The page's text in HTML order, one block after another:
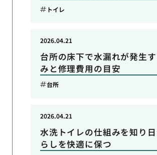
トイレ
台所の床下で水漏れが発生
みと修理費用の目安
2026.04.21
台所
水洗トイレの仕組みを知り
らしを快適に保つ
2026.04.21